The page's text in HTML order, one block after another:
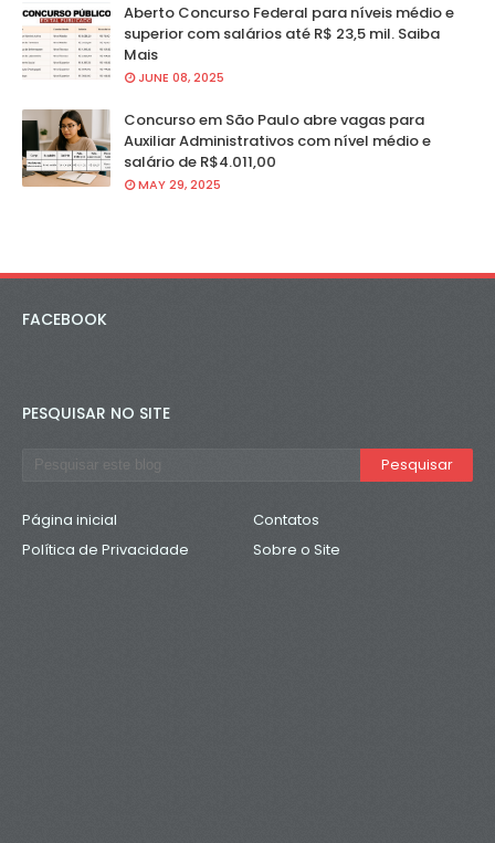
Aberto Concurso Federal para níveis médio e
superior com salários até R$ 23,5 mil. Saiba
Mais
JUNE 08, 2025
Concurso em São Paulo abre vagas para
Auxiliar Administrativos com nível médio e
salário de R$4.011,00
MAY 29, 2025
FACEBOOK
PESQUISAR NO SITE
Página inicial
Contatos
Política de Privacidade
Sobre o Site